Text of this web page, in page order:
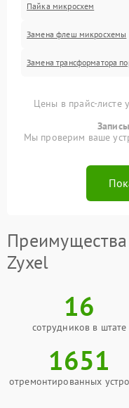
Пайка микросхем
Замена флеш микросхемы
Замена трансформатора
Цены в прайс-листе
Мы проверим ваше
Zyxel
16
сотрудников в штате
1651
отремонтированных